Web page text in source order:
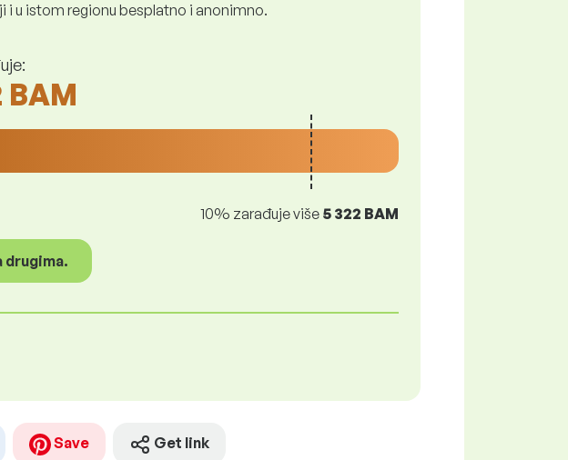
u istom regionu besplatno i anonimno.
BAM
10% zarađuje više 5 322 BAM
drugima.
Save Get link